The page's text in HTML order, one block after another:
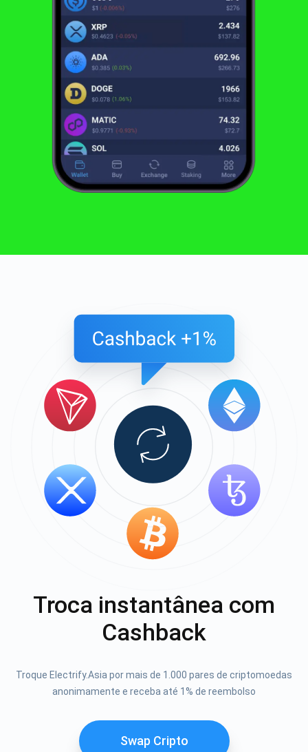
Troca instantânea com
Cashback
Troque Electrify.Asia por mais de 1.000 pares de criptomoedas
anonimamente e receba até 1% de reembolso
Swap Cripto